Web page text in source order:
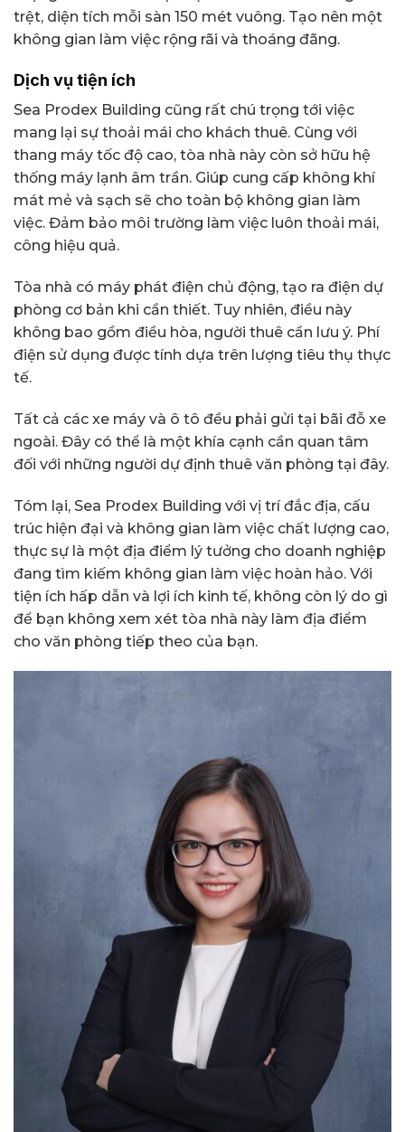
trệt, diện tích mỗi sàn 150 mét vuông. Tạo nên một
không gian làm việc rộng rãi và thoáng đãng.
Dịch vụ tiện ích
Sea Prodex Building cũng rất chú trọng tới việc
mang lại sự thoải mái cho khách thuê. Cùng với
thang máy tốc độ cao, tòa nhà này còn sở hữu hệ
thống máy lạnh âm trần. Giúp cung cấp không khí
mát mẻ và sạch sẽ cho toàn bộ không gian làm
việc. Đảm bảo môi trường làm việc luôn thoải mái,
công hiệu quả.
Tòa nhà có máy phát điện chủ động, tạo ra điện dự
phòng cơ bản khi cần thiết. Tuy nhiên, điều này
không bao gồm điều hòa, người thuê cần lưu ý. Phí
điện sử dụng được tính dựa trên lượng tiêu thụ thực
tế.
Tất cả các xe máy và ô tô đều phải gửi tại bãi đỗ xe
ngoài. Đây có thể là một khía cạnh cần quan tâm
đối với những người dự định thuê văn phòng tại đây.
Tóm lại, Sea Prodex Building với vị trí đắc địa, cấu
trúc hiện đại và không gian làm việc chất lượng cao,
thực sự là một địa điểm lý tưởng cho doanh nghiệp
đang tìm kiếm không gian làm việc hoàn hảo. Với
tiện ích hấp dẫn và lợi ích kinh tế, không còn lý do gì
để bạn không xem xét tòa nhà này làm địa điểm
cho văn phòng tiếp theo của bạn.